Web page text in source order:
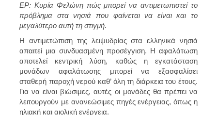
ΕΡ: Κυρία Φελώνη πώς μπορεί να αντιμετωπιστεί το
πρόβλημα στα νησιά που φαίνεται να είναι και το
μεγαλύτερο αυτή τη στιγμή.
Η αντιμετώπιση της λειψυδρίας στα ελληνικά νησιά
απαιτεί μια συνδυασμένη προσέγγιση. Η αφαλάτωση
αποτελεί κεντρική λύση, καθώς η εγκατάσταση
μονάδων αφαλάτωσηςμπορεί να εξασφαλίσει
σταθερή παροχή νερού καθ’ όλη τη διάρκεια του έτους.
Για να είναι βιώσιμες, αυτές οι μονάδες θα πρέπει να
λειτουργούν με ανανεώσιμες πηγές ενέργειας, όπως η
ηλιακή και αιολική ενέργεια.